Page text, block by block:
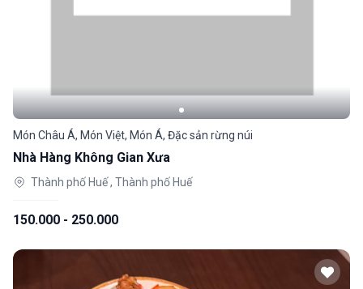
Món Châu Á, Món Việt, Món Á, Đặc sản rừng núi
Nhà Hàng Không Gian Xưa
Thành phố Huế , Thành phố Huế
150.000 - 250.000